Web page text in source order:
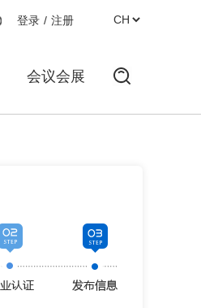
登录 / 注册
会议会展